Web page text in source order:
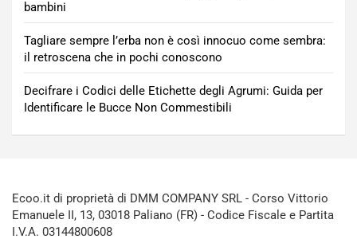
bambini
Tagliare sempre l’erba non è così innocuo come sembra:
il retroscena che in pochi conoscono
Decifrare i Codici delle Etichette degli Agrumi: Guida per
Identificare le Bucce Non Commestibili
Ecoo.it di proprietà di DMM COMPANY SRL - Corso Vittorio
Emanuele II, 13, 03018 Paliano (FR) - Codice Fiscale e Partita
I.V.A. 03144800608